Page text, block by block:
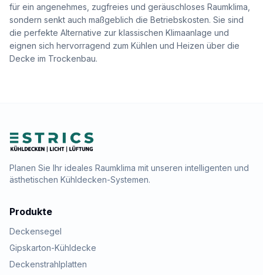
für ein angenehmes, zugfreies und geräuschloses Raumklima,
sondern senkt auch maßgeblich die Betriebskosten. Sie sind
die perfekte Alternative zur klassischen Klimaanlage und
eignen sich hervorragend zum Kühlen und Heizen über die
Decke im Trockenbau.
Planen Sie Ihr ideales Raumklima mit unseren intelligenten und
ästhetischen Kühldecken-Systemen.
Produkte
Deckensegel
Gipskarton-Kühldecke
Deckenstrahlplatten